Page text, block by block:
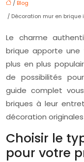
/ Blog
/ Décoration mur en
Le charme
brique apporte une
plus en plus
de possibilités
guide complet
briques à leur
décoration
Choisir le
pour votre